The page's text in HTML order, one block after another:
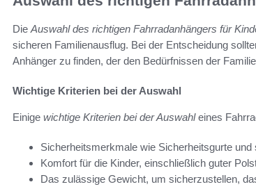
Die Auswahl des richtigen Fahrradanhängers für
sicheren Familienausflug. Bei der Entscheidung
Anhänger zu finden, der den Bedürfnissen der
Wichtige Kriterien bei der Auswahl
Einige wichtige Kriterien bei der Auswahleines
Sicherheitsmerkmale wie Sicherheitsgurte und
Komfort für die Kinder, einschließlich guter
Das zulässige Gewicht, um sicherzustellen,